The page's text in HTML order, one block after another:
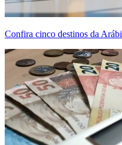
Confira cinco destinos da